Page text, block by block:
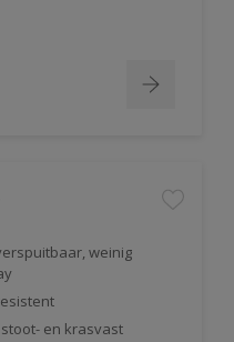
weinig
en krasvast